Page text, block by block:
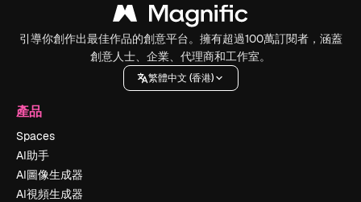
引導你創作出最佳作品的創意平台。擁有超過100萬訂閱者，涵蓋
創意人士、企業、代理商和工作室。
繁體中文 (香港)
產品
Spaces
AI助手
AI圖像生成器
AI視頻生成器